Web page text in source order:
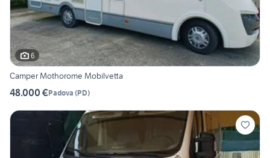
6
Camper Mothorome Mobilvetta
48.000 €Padova (PD)